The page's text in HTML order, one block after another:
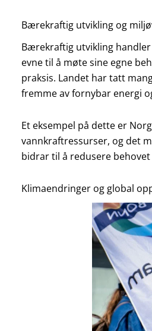
Bærekraftig utvikling og
Bærekraftig utvikling
evne til å møte sine egne
praksis. Landet har tatt
fremme av fornybar energi
Et eksempel på dette er
vannkraftressurser, og det
bidrar til å redusere
Klimaendringer og global